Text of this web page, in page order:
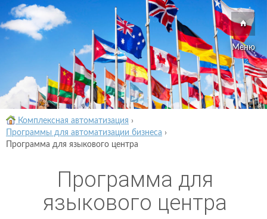
Меню
Комплексная автоматизация ›
Программы для автоматизации бизнеса ›
Программа для языкового центра
Программа для
языкового центра